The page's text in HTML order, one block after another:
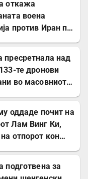
откажа
воена
против Иран по
пресретнала над
те дронови
во масовниот
оддаде почит на
Лам Винг Ки,
отпорот кон
подготвена за